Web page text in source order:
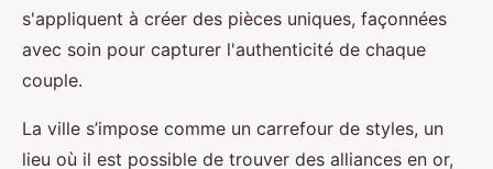
s'appliquent à créer des pièces uniques, façonnées
avec soin pour capturer l'authenticité de chaque
couple.
La ville s’impose comme un carrefour de styles, un
lieu où il est possible de trouver des alliances en or,